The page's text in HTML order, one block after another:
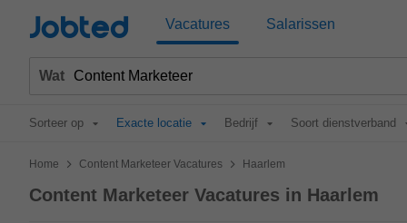
Jobted Vacatures Salarissen
Wat
Sorteer op Exacte locatie Bedrijf Soort dienstverband
Home > Content Marketeer Vacatures > Haarlem
Content Marketeer Vacatures in Haarlem